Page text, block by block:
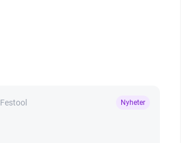
Festool Nyheter